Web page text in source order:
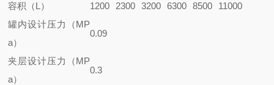
容积（L）
1200 2300 3200 6300 8500
11000
罐内设计压力（MP
a）
0.09
夹层设计压力（MP
a）
0.3